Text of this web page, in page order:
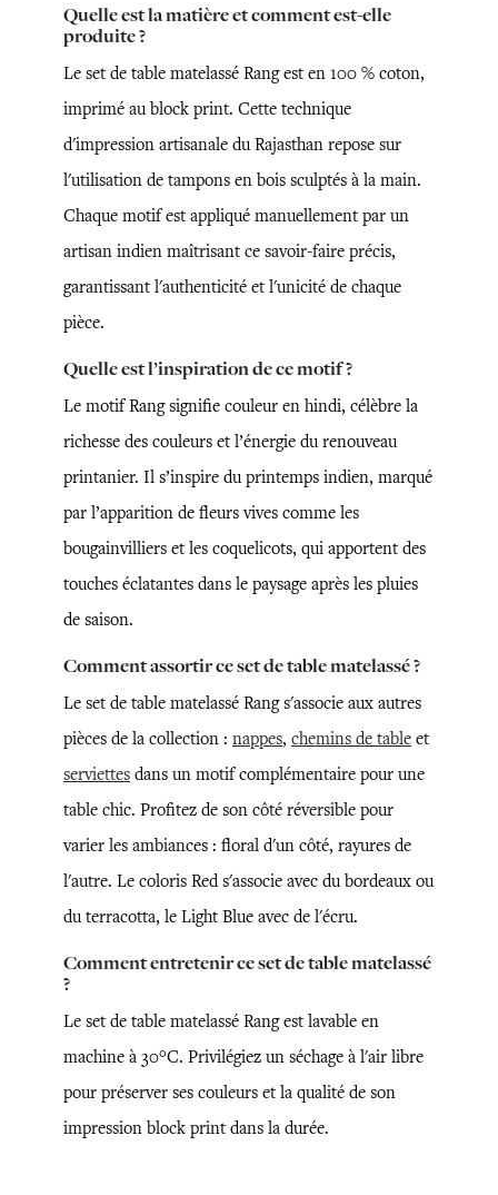
Quelle est la matière et comment est-elle
produite ?
Le set de table matelassé Rang est en 100 % coton,
imprimé au block print. Cette technique
d'impression artisanale du Rajasthan repose sur
l'utilisation de tampons en bois sculptés à la main.
Chaque motif est appliqué manuellement par un
artisan indien maîtrisant ce savoir-faire précis,
garantissant l'authenticité et l'unicité de chaque
pièce.
Quelle est l’inspiration de ce motif ?
Le motif Rang signifie couleur en hindi, célèbre la
richesse des couleurs et l’énergie du renouveau
printanier. Il s’inspire du printemps indien, marqué
par l’apparition de fleurs vives comme les
bougainvilliers et les coquelicots, qui apportent des
touches éclatantes dans le paysage après les pluies
de saison.
Comment assortir ce set de table matelassé ?
Le set de table matelassé Rang s'associe aux autres
pièces de la collection : nappes, chemins de table et
serviettes dans un motif complémentaire pour une
table chic. Profitez de son côté réversible pour
varier les ambiances : floral d'un côté, rayures de
l'autre. Le coloris Red s'associe avec du bordeaux ou
du terracotta, le Light Blue avec de l'écru.
Comment entretenir ce set de table matelassé
?
Le set de table matelassé Rang est lavable en
machine à 30°C. Privilégiez un séchage à l'air libre
pour préserver ses couleurs et la qualité de son
impression block print dans la durée.